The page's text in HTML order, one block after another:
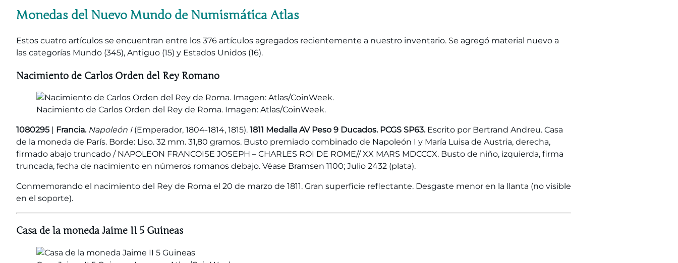
Monedas del Nuevo Mundo de Numismática Atlas
Estos cuatro artículos se encuentran entre los 376 artículos agregados recientemente a nuestro inventario. Se agregó material nuevo a
las categorías Mundo (345), Antiguo (15) y Estados Unidos (16).
Nacimiento de Carlos Orden del Rey Romano
Nacimiento de Carlos Orden del Rey de Roma. Imagen: Atlas/CoinWeek.
1080295 | Francia. Napoleón I(Emperador, 1804-1814, 1815). 1811 Medalla AV Peso 9 Ducados. PCGS SP63.Escrito por Bertrand Andreu. Casa
de la moneda de París. Borde: Liso. 32 mm. 31,80 gramos. Busto premiado combinado de Napoleón I y María Luisa de Austria, derecha,
firmado abajo truncado / NAPOLEON FRANCOISE JOSEPH – CHARLES ROI DE ROME// XX MARS MDCCCX. Busto de niño, izquierda, firma
truncada, fecha de nacimiento en números romanos debajo. Véase Bramsen 1100; Julio 2432 (plata).
Conmemorando el nacimiento del Rey de Roma el 20 de marzo de 1811. Gran superficie reflectante. Desgaste menor en la llanta (no visible
en el soporte).
Casa de la moneda Jaime II 5 Guineas